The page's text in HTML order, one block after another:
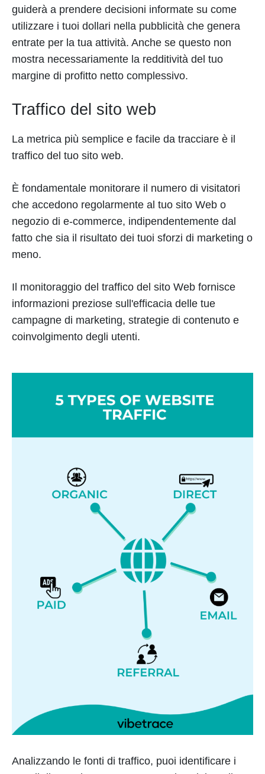
guiderà a prendere decisioni informate su come
utilizzare i tuoi dollari nella pubblicità che genera
entrate per la tua attività. Anche se questo non
mostra necessariamente la redditività del tuo
margine di profitto netto complessivo.
Traffico del sito web
La metrica più semplice e facile da tracciare è il
traffico del tuo sito web.
È fondamentale monitorare il numero di visitatori
che accedono regolarmente al tuo sito Web o
negozio di e-commerce, indipendentemente dal
fatto che sia il risultato dei tuoi sforzi di marketing o
meno.
Il monitoraggio del traffico del sito Web fornisce
informazioni preziose sull'efficacia delle tue
campagne di marketing, strategie di contenuto e
coinvolgimento degli utenti.
Analizzando le fonti di traffico, puoi identificare i